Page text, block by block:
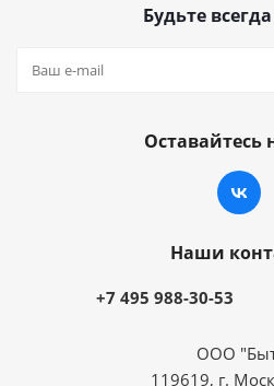
Будьте
Оставайтесь
Наши
+7 495 988-30-53
ООО
119619, г.